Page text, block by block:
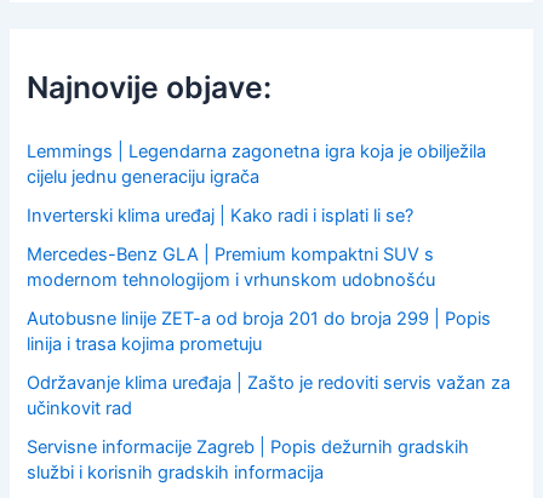
f
o
:
Najnovije objave:
Lemmings | Legendarna zagonetna igra koja je obilježila
cijelu jednu generaciju igrača
Inverterski klima uređaj | Kako radi i isplati li se?
Mercedes-Benz GLA | Premium kompaktni SUV s
modernom tehnologijom i vrhunskom udobnošću
Autobusne linije ZET-a od broja 201 do broja 299 | Popis
linija i trasa kojima prometuju
Održavanje klima uređaja | Zašto je redoviti servis važan za
učinkovit rad
Servisne informacije Zagreb | Popis dežurnih gradskih
službi i korisnih gradskih informacija